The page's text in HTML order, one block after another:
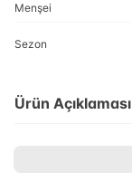
Menşei
Sezon
Ürün Açıklaması